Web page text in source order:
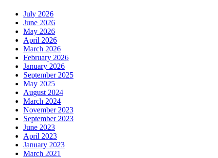
July 2026
June 2026
May 2026
April 2026
March 2026
February 2026
January 2026
September 2025
May 2025
August 2024
March 2024
November 2023
September 2023
June 2023
April 2023
January 2023
March 2021